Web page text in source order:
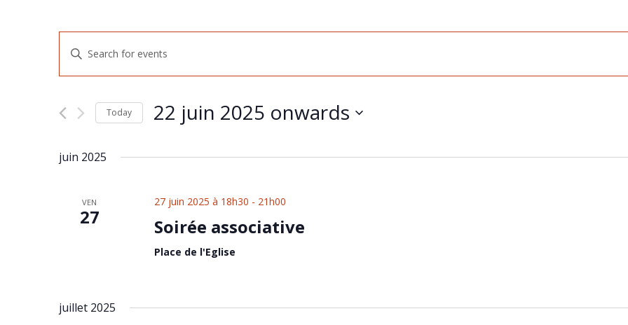
Events
Search
Views
Navigation
Enter
Keyword.
by
Keyword.
Today 22 juin 2025 onwards
juin 2025
VEN
27
27 juin 2025 à 18h30 - 21h00
Soirée associative
Place de l'Eglise
juillet 2025